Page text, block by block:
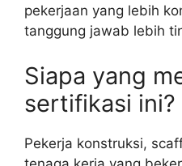
pekerjaan yang lebih
tanggung jawab lebih
Siapa yang
sertifikasi ini?
Pekerja konstruksi,